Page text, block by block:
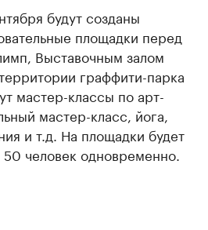
будут созданы
площадки перед
Выставочным залом
граффити-парка
мастер-классы по арт-
мастер-класс, йога,
и т.д. На площадки будет
человек одновременно.